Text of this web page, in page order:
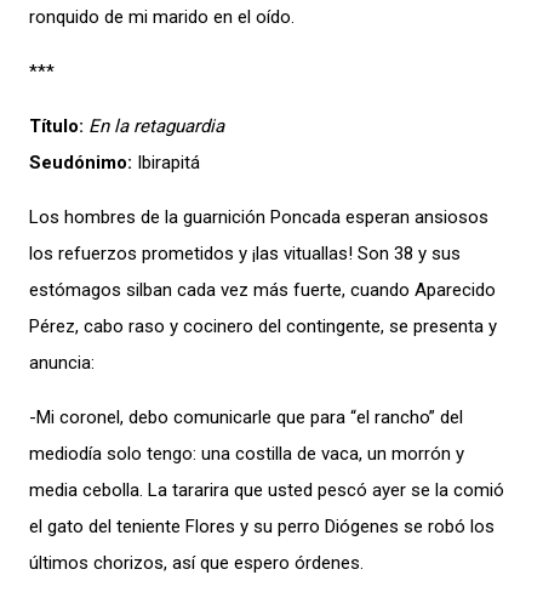
ronquido de mi marido en el oído.
***
Título: En la retaguardia
Seudónimo: Ibirapitá
Los hombres de la guarnición Poncada esperan ansiosos
los refuerzos prometidos y ¡las vituallas! Son 38 y sus
estómagos silban cada vez más fuerte, cuando Aparecido
Pérez, cabo raso y cocinero del contingente, se presenta y
anuncia:
-Mi coronel, debo comunicarle que para “el rancho” del
mediodía solo tengo: una costilla de vaca, un morrón y
media cebolla. La tararira que usted pescó ayer se la comió
el gato del teniente Flores y su perro Diógenes se robó los
últimos chorizos, así que espero órdenes.